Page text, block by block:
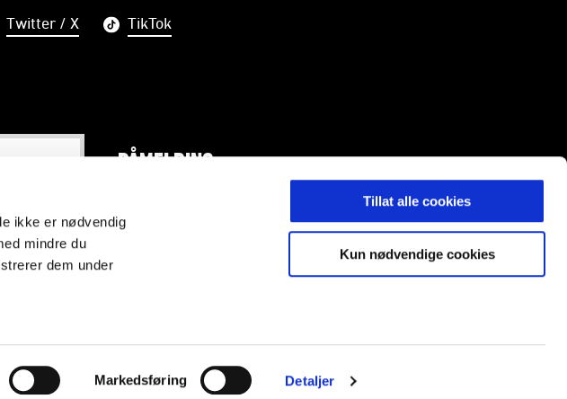
ikke er nødvendig
mindre du
dem under
Markedsføring Detaljer
Tillat alle cookies
Kun nødvendige cookies
Twitter / X TikTok
PÅMELDING
til raufossfotball.no.